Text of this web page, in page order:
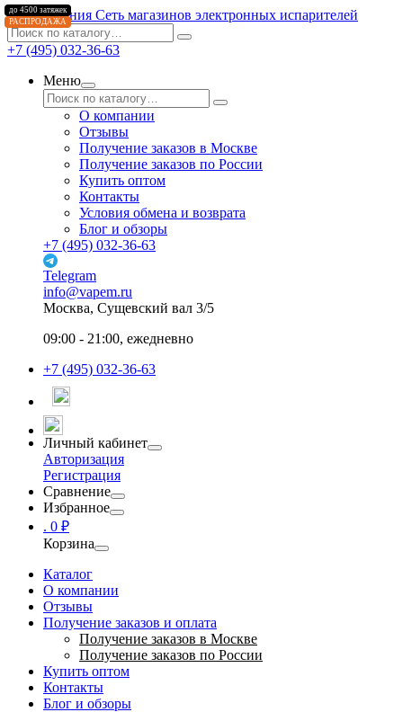
Сеть магазинов электронных испарителей
+7 (495) 032-36-63
Меню
О компании
Отзывы
Получение заказов в Москве
Получение заказов по России
Купить оптом
Контакты
Условия обмена и возврата
Блог и обзоры
+7 (495) 032-36-63
Telegram
info@vapem.ru
Москва, Сущевский вал 3/5
09:00 - 21:00, ежедневно
+7 (495) 032-36-63
Личный кабинет
Авторизация
Регистрация
Сравнение
Избранное
. 0 ₽
Корзина
Каталог
О компании
Отзывы
Получение заказов и оплата
Получение заказов в Москве
Получение заказов по России
Купить оптом
Контакты
Блог и обзоры
до 4500 затяжек
РАСПРОДАЖА